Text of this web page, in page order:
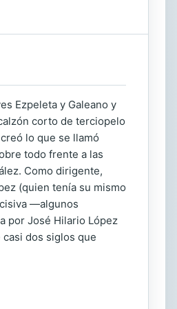
Ezpeleta y Galeano y
corto de terciopelo
lo que se llamó
todo frente a las
Como dirigente,
(quien tenía su mismo
—algunos
por José Hilario López
dos siglos que